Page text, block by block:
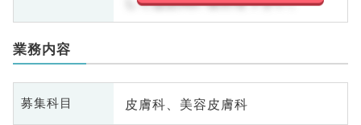
業務内容
募集科目 皮膚科、美容皮膚科